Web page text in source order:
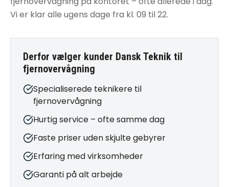
Vi er klar alle ugens dage fra kl. 09 til 22.
Derfor vælger kunder Dansk Teknik til
fjernovervågning
Specialiserede teknikere til
fjernovervågning
Hurtig service – ofte samme dag
Faste priser uden skjulte gebyrer
Erfaring med virksomheder
Garanti på alt arbejde